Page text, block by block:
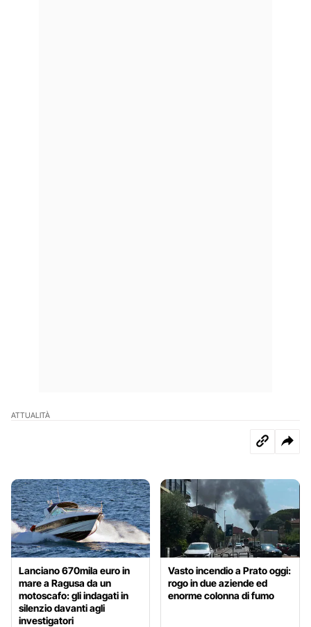
ATTUALITÀ
Lanciano 670mila euro in
mare a Ragusa da un
motoscafo: gli indagati in
silenzio davanti agli
investigatori
Vasto incendio a Prato oggi:
rogo in due aziende ed
enorme colonna di fumo